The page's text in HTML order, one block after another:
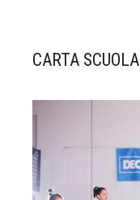
CARTA SCUOLA